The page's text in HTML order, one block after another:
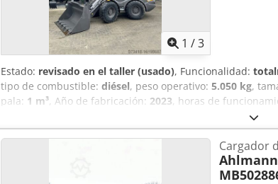
1 /3
Estado: revisado en el taller (usado), Funcionalidad:
tipo de combustible: diésel, peso operativo: 5.050 kg,
pala: 1 m³, Año de fabricación: 2023, horas de
adicionales, hidráulica, horquillas para palés, pala
km/versión, Sistema hidráulico auxiliar de circuito
hidráulicos para 1er circuito adicional, Asiento confort
almacenamiento con tapa, Luces de trabajo traseras,
Cucharón estándar con borde de corte soldado y por lo
Cargador
Ahlmann